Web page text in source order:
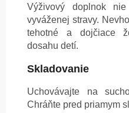
Výživový doplnok
vyváženej stravy.
tehotné a dojčiace
dosahu detí.
Skladovanie
Uchovávajte na
Chráňte pred priamym